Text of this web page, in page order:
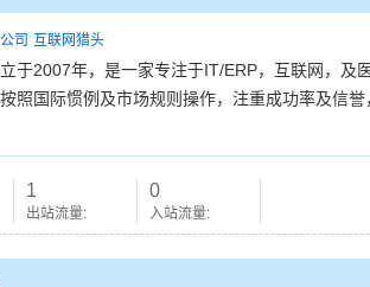
司 互联网猎头
于2007年，是一家专注于IT/ERP，互联网，及
照国际惯例及市场规则操作，注重成功率及信
1
出站流量:
0
入站流量: